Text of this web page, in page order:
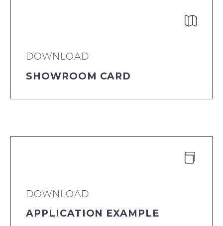


DOWNLOAD
SHOWROOM CARD


DOWNLOAD
APPLICATION EXAMPLE